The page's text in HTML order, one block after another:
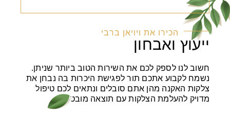
הכירו את ויויאן ברבי
ייעוץ ואבחון
חשוב לנו לספק לכם את השירות הטוב ביותר שניתן.
נשמח לקבוע אתכם תור לפגישת היכרות בה נבחן את
צלקות האקנה מהן אתם סובלים ונתאים לכם טיפול
מדויק להעלמת הצלקות עם תוצאה מובטחת.